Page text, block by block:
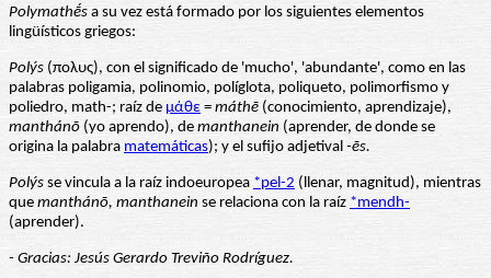
Polymathḗs a su vez está formado por los siguientes elementos
lingüísticos griegos:
Polýs (πολυς), con el significado de 'mucho', 'abundante', como en las
palabras poligamia, polinomio, políglota, poliqueto, polimorfismo y
poliedro, math-; raíz de μάθε = máthē (conocimiento, aprendizaje),
manthánō (yo aprendo), de manthanein (aprender, de donde se
origina la palabra matemáticas); y el sufijo adjetival -ēs.
Polýs se vincula a la raíz indoeuropea *pel-2 (llenar, magnitud), mientras
que manthánō, manthanein se relaciona con la raíz *mendh-
(aprender).
- Gracias: Jesús Gerardo Treviño Rodríguez.